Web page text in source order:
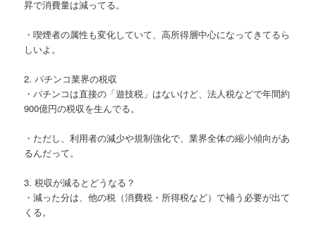
昇で消費量は減ってる。
・喫煙者の属性も変化していて、高所得層中心になってきてるら
しいよ。
2. パチンコ業界の税収
・パチンコは直接の「遊技税」はないけど、法人税などで年間約
900億円の税収を生んでる。
・ただし、利用者の減少や規制強化で、業界全体の縮小傾向があ
るんだって。
3. 税収が減るとどうなる？
・減った分は、他の税（消費税・所得税など）で補う必要が出て
くる。